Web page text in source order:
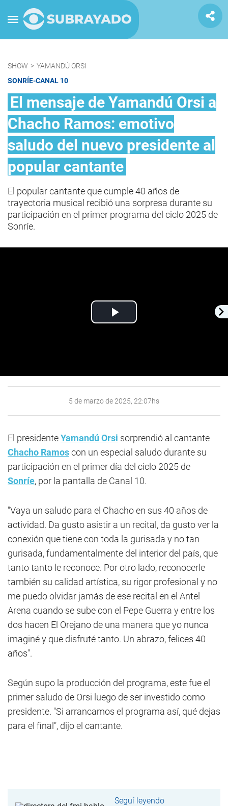
SHOW > YAMANDÚ ORSI
SONRÍE-CANAL 10
El mensaje de Yamandú Orsi a
Chacho Ramos: emotivo
saludo del nuevo presidente al
popular cantante
El popular cantante que cumple 40 años de
trayectoria musical recibió una sorpresa durante su
participación en el primer programa del ciclo 2025 de
Sonríe.
Play
5 de marzo de 2025, 22:07hs
El presidenteYamandú Orsi sorprendió al cantante
Chacho Ramoscon un especial saludo durante su
participación en el primer día del ciclo 2025 de
Sonríe, por la pantalla de Canal 10.
"Vaya un saludo para el Chacho en sus 40 años de
actividad. Da gusto asistir a un recital, da gusto ver la
conexión que tiene con toda la gurisada y no tan
gurisada, fundamentalmente del interior del país, que
tanto tanto le reconoce. Por otro lado, reconocerle
también su calidad artística, su rigor profesional y no
me puedo olvidar jamás de ese recital en el Antel
Arena cuando se sube con el Pepe Guerra y entre los
dos hacen El Orejano de una manera que yo nunca
imaginé y que disfruté tanto. Un abrazo, felices 40
años".
Según supo la producción del programa, este fue el
primer saludo de Orsi luego de ser investido como
presidente. "Si arrancamos el programa así, qué dejas
para el final", dijo el cantante.
Seguí leyendo